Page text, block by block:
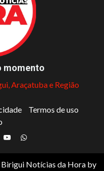
momento
Araçatuba e Região
Termos de uso
YoutubeWhatsapp
Birigui Notícias da Horaby